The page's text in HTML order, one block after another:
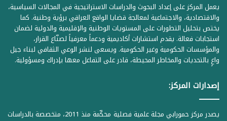
يعمل المركز على إعداد البحوث والدراسات الاستراتيجية في المجالات السياسية،
والاقتصادية، والاجتماعية لمعالجة قضايا الواقع العراقي برؤية وطنية. كما
يختص بتحليل التطورات على المستويات الوطنية والإقليمية والدولية لضمان
استجابات فعالة. يقدم استشارات أكاديمية ودعماً معرفياً لصنّاع القرار،
والمؤسسات الحكومية وغير الحكومية. ويسعى لنشر الوعي الثقافي لبناء جيل
واعٍ بالتحديات والمخاطر المحيطة، قادر على التفاعل معها بإدراك ومسؤولية.
إصدارات المركز:
يصدر مركز حمورابي مجلة علمية فصلية محكّمة منذ 2011، متخصصة بالدراسات